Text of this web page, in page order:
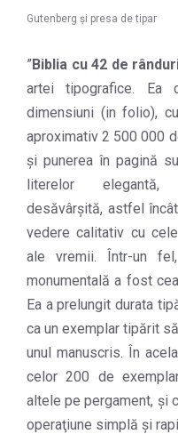
Gutenberg şi presa de tipar
”Biblia cu 42 de
artei tipografice. Ea
dimensiuni (in folio),
aproximativ 2 500 000
şi punerea în pagină
literelor elegantă,
desăvârşită, astfel
vedere calitativ cu
ale vremii. Într-un
monumentală a fost
Ea a prelungit durata
ca un exemplar tipărit
unul manuscris. În
celor 200 de
altele pe pergament, şi
operaţiune simplă şi